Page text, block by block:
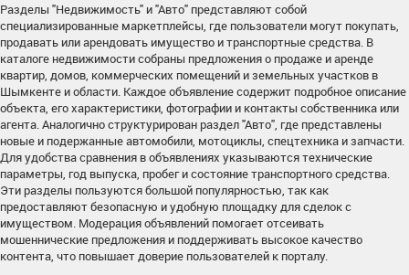
Разделы "Недвижимость" и "Авто" представляют собой
специализированные маркетплейсы, где пользователи могут покупать,
продавать или арендовать имущество и транспортные средства. В
каталоге недвижимости собраны предложения о продаже и аренде
квартир, домов, коммерческих помещений и земельных участков в
Шымкенте и области. Каждое объявление содержит подробное описание
объекта, его характеристики, фотографии и контакты собственника или
агента. Аналогично структурирован раздел "Авто", где представлены
новые и подержанные автомобили, мотоциклы, спецтехника и запчасти.
Для удобства сравнения в объявлениях указываются технические
параметры, год выпуска, пробег и состояние транспортного средства.
Эти разделы пользуются большой популярностью, так как
предоставляют безопасную и удобную площадку для сделок с
имуществом. Модерация объявлений помогает отсеивать
мошеннические предложения и поддерживать высокое качество
контента, что повышает доверие пользователей к порталу.